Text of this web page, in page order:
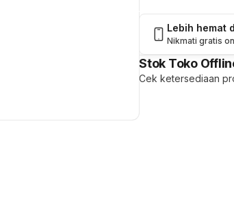
Lebih hemat
Nikmati gratis
Stok Toko
Cek ketersediaan